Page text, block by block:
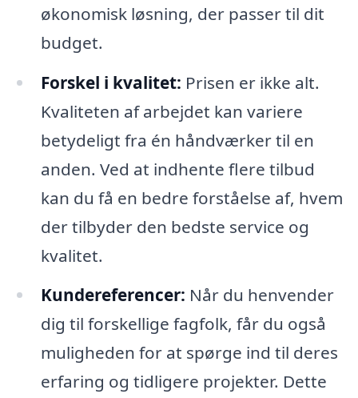
økonomisk løsning, der passer til dit
budget.
Forskel i kvalitet: Prisen er ikke alt.
Kvaliteten af arbejdet kan variere
betydeligt fra én håndværker til en
anden. Ved at indhente flere tilbud
kan du få en bedre forståelse af, hvem
der tilbyder den bedste service og
kvalitet.
Kundereferencer: Når du henvender
dig til forskellige fagfolk, får du også
muligheden for at spørge ind til deres
erfaring og tidligere projekter. Dette